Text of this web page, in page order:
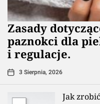
Zasady
paznokci dla
i regulacje.
3 Sierpnia, 2026
Jak